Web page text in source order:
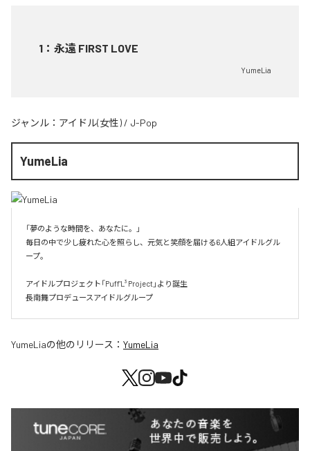
1 ： 永遠 FIRST LOVE
YumeLia
ジャンル： アイドル(女性) / J-Pop
YumeLia
「夢のような時間を、あなたに。」
毎日の中で少し疲れた心を照らし、元気と笑顔を届ける6人組アイドルグル
ープ。
アイドルプロジェクト「Puff'L³ Project」より誕生
長南舞プロデュースアイドルグループ
YumeLiaの他のリリース： YumeLia